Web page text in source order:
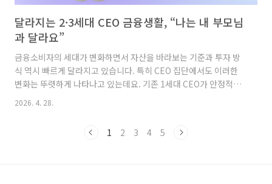
달라지는 2·3세대 CEO 금융생활, “나는 내 부모님
과 달라요”
금융소비자의 세대가 변화하면서 자산을 바라보는 기준과 투자 방
식 역시 빠르게 달라지고 있습니다. 특히 CEO 집단에서도 이러한
변화는 뚜렷하게 나타나고 있는데요. 기존 1세대 CEO가 안정적인
자산 운용을 중심으로 금융생활을 이어왔다면, 2·3세대 CEO는 보
중심으로 금융생활 방식이 어떻게 변화하고 있는지 살펴보고자 합
2026. 4. 28.
1 2 3 4 5